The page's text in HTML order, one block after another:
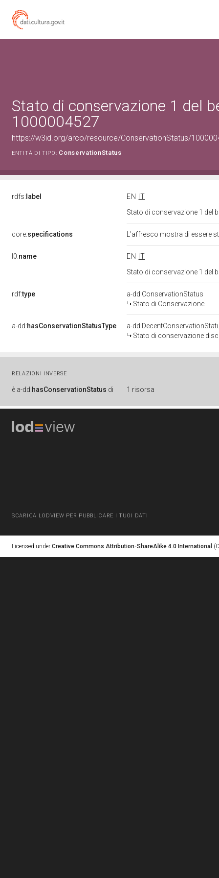
Stato di conservazione 1 del
1000004527
https://w3id.org/arco/resource/ConservationStatus/
ENTITÀ DI TIPO: ConservationStatus
rdfs: label EN
IT
Stato di conservazione 1 del
core:specifications L'affresco mostra di essere
l0:name EN
IT
Stato di conservazione 1 del
rdf:type
a-dd:ConservationStatus
Stato di Conservazione
a-dd:hasConservationStatusType
a-
Stato di conservazione
RELAZIONI INVERSE
è a-dd:hasConservationStatus di 1 risorsa
SCARICA LODVIEW PER PUBBLICARE I TUOI DATI
Licensed under Creative Commons Attribution-ShareAlike 4.0 International